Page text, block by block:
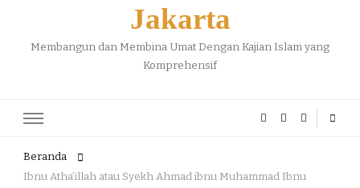
Jakarta
Membangun dan Membina Umat Dengan Kajian Islam yang
Komprehensif
Beranda
Ibnu Atha’illah atau Syekh Ahmad ibnu Muhammad Ibnu